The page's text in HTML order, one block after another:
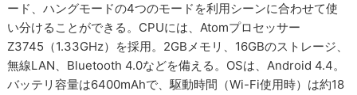
ード、ハングモードの4つのモードを利用シーンに合わせて使
い分けることができる。CPUには、Atomプロセッサー
Z3745（1.33GHz）を採用。2GBメモリ、16GBのストレージ、
無線LAN、Bluetooth 4.0などを備える。OSは、Android 4.4。
バッテリ容量は6400mAhで、駆動時間（Wi-Fi使用時）は約18